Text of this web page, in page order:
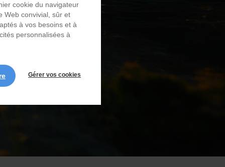
cookie du navigateur
Web convivial, sûr et
à vos besoins et à
personnalisées à
Gérer vos cookies